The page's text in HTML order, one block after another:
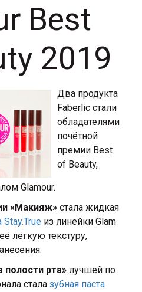
Best
2019
Два продукта
Faberlic стали
обладателями
почётной
премии Best
of Beauty,
Glamour.
«Макияж» стала жидкая
из линейки Glam
лёгкую текстуру,
полости рта» лучшей по
стала зубная паста